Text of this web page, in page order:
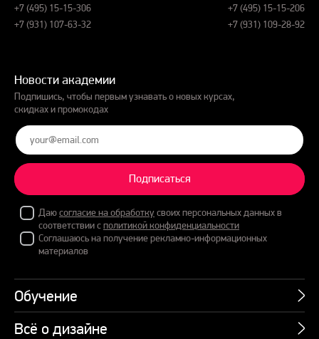
+7 (495) 15-15-306
+7 (931) 107-63-32
+7 (495) 15-15-206
+7 (931) 109-28-92
Новости академии
Подпишись, чтобы первым узнавать о новых курсах,
скидках и промокодах
Подписаться
Даюсогласие на обработкусвоих персональных данных в
соответствии сполитикой конфиденциальности
Соглашаюсь на получение рекламно-информационных
материалов
Обучение
Курсы
Всё о дизайне